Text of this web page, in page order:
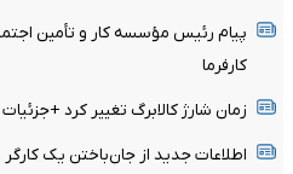
پیام رئیس مؤسسه کار و تأمین
کارفرما
زمان شارژ کالابرگ تغییر کرد +جزئیات
اطلاعات جدید از جان‌باختن یک